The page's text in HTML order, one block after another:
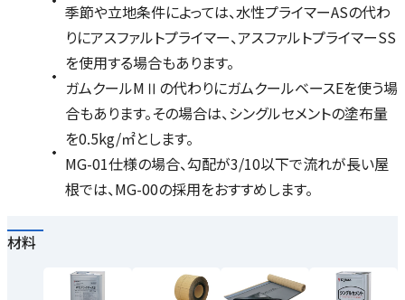
季節や立地条件によっては、水性プライマーASの代わ
りにアスファルトプライマー、アスファルトプライマーSS
を使用する場合もあります。
ガムクールMⅡの代わりにガムクールベースEを使う場
合もあります。その場合は、シングルセメントの塗布量
を0.5kg/㎡とします。
MG-01仕様の場合、勾配が3/10以下で流れが長い屋
根では、MG-00の採用をおすすめします。
材料